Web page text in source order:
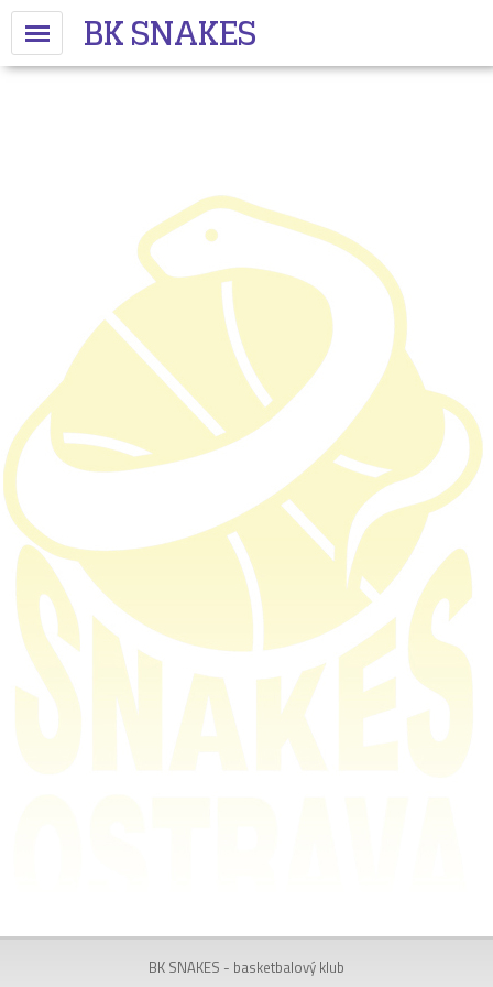
BK SNAKES
BK SNAKES - basketbalový klub